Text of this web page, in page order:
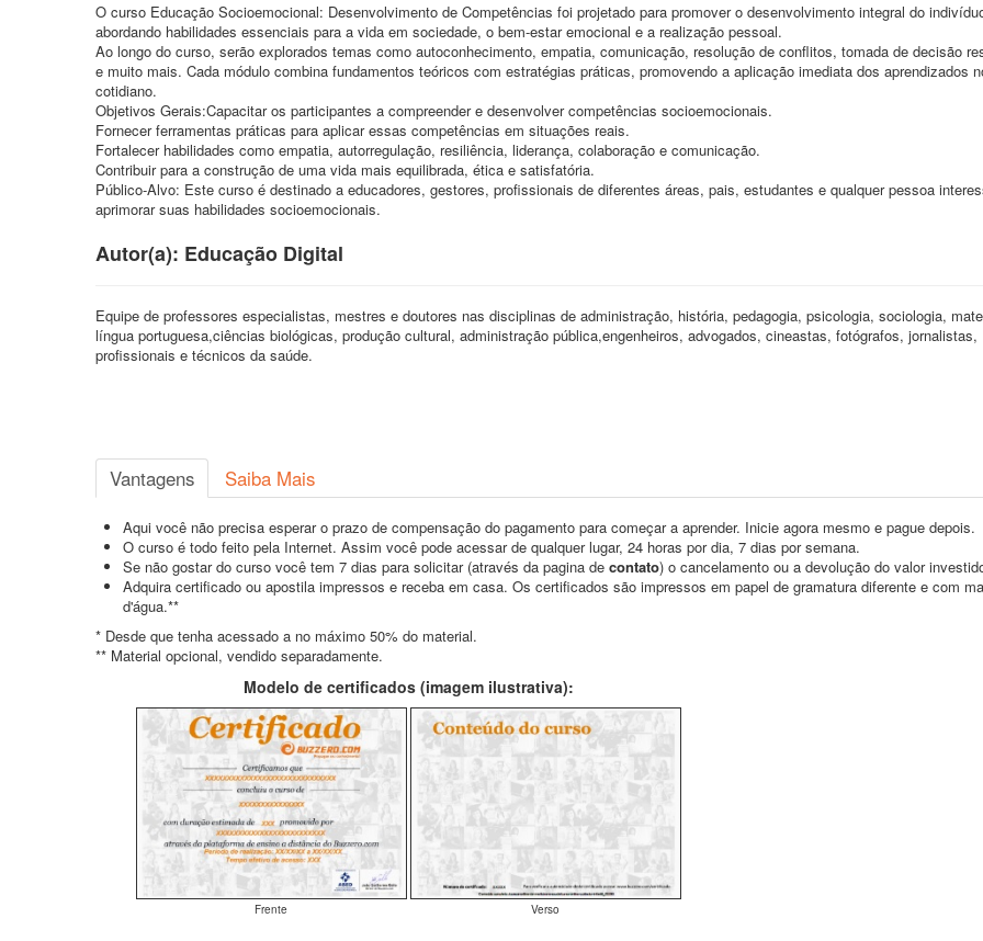
O curso Educação Socioemocional: Desenvolvimento de Competências foi projetado para promover o desenvolvimento integral do
abordando habilidades essenciais para a vida em sociedade, o bem-estar emocional e a realização pessoal.
Ao longo do curso, serão explorados temas como autoconhecimento, empatia, comunicação, resolução de conflitos, tomada de decisão
e muito mais. Cada módulo combina fundamentos teóricos com estratégias práticas, promovendo a aplicação imediata dos aprendizados
cotidiano.
Objetivos Gerais:Capacitar os participantes a compreender e desenvolver competências socioemocionais.
Fornecer ferramentas práticas para aplicar essas competências em situações reais.
Fortalecer habilidades como empatia, autorregulação, resiliência, liderança, colaboração e comunicação.
Contribuir para a construção de uma vida mais equilibrada, ética e satisfatória.
Público-Alvo: Este curso é destinado a educadores, gestores, profissionais de diferentes áreas, pais, estudantes e qualquer pessoa
aprimorar suas habilidades socioemocionais.
Autor(a): Educação Digital
Equipe de professores especialistas, mestres e doutores nas disciplinas de administração, história, pedagogia, psicologia, sociologia,
língua portuguesa,ciências biológicas, produção cultural, administração pública,engenheiros, advogados, cineastas, fotógrafos, jornalistas,
profissionais e técnicos da saúde.
Vantagens Saiba Mais
Aqui você não precisa esperar o prazo de compensação do pagamento para começar a aprender. Inicie agora mesmo e pague depois.
O curso é todo feito pela Internet. Assim você pode acessar de qualquer lugar, 24 horas por dia, 7 dias por semana.
Se não gostar do curso você tem 7 dias para solicitar (através da pagina de contato) o cancelamento ou a devolução do valor
Adquira certificado ou apostila impressos e receba em casa. Os certificados são impressos em papel de gramatura diferente e com
d'água.**
* Desde que tenha acessado a no máximo 50% do material.
** Material opcional, vendido separadamente.
Modelo de certificados (imagem ilustrativa):
Frente Verso